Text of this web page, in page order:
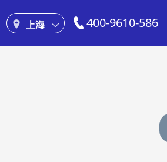
上海 400-9610-586